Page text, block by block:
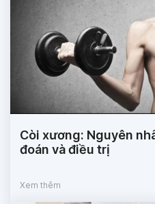
Còi xương: Nguyên
đoán và điều trị
Xem thêm